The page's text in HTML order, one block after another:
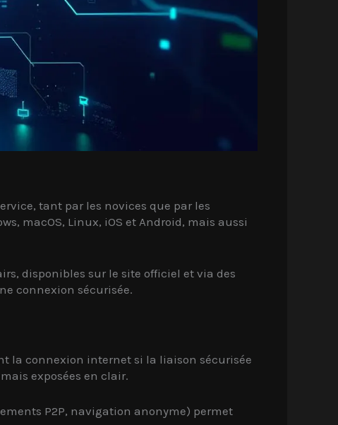
tant par les novices que par les
macOS, Linux, iOS et Android, mais aussi
disponibles sur le site officiel et via des
connexion sécurisée.
la connexion internet si la liaison sécurisée
exposées en clair.
P2P, navigation anonyme) permet